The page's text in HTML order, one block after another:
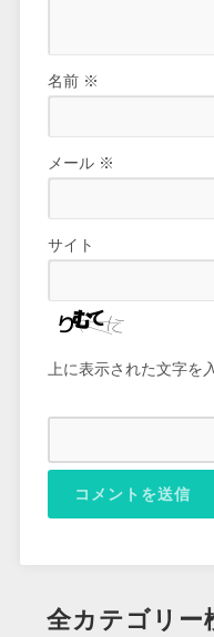
名前 ※
メール ※
サイト
上に表示された文字を
全カテゴリー